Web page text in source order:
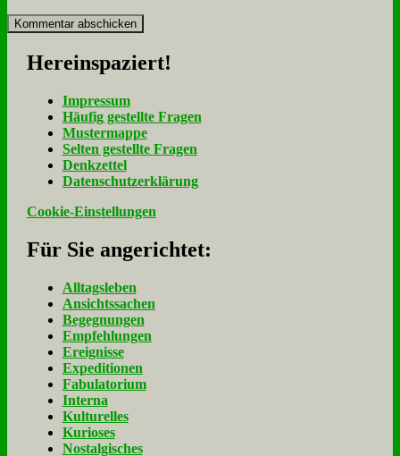
Her­ein­spa­ziert!
Im­pres­sum
Häu­fig ge­stell­te Fra­gen
Mu­ster­map­pe
Sel­ten ge­stell­te Fra­gen
Denk­zet­tel
Da­ten­schutz­er­klä­rung
Cookie-Einstellungen
Für Sie an­ge­rich­tet:
Alltagsleben
Ansichtssachen
Begegnungen
Empfehlungen
Ereignisse
Expeditionen
Fabulatorium
Interna
Kulturelles
Kurioses
Nostalgisches